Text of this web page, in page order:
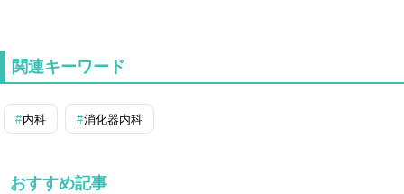
関連キーワード
内科 消化器内科
おすすめ記事